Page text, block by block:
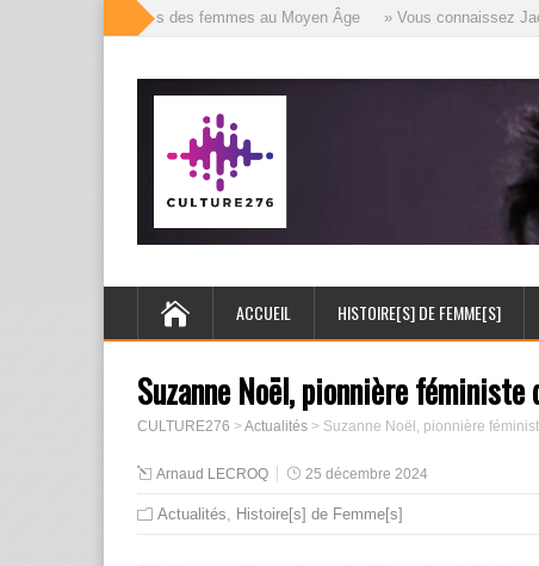
» Les mille visages des femmes au Moyen Âge » Vous connaissez Jack
ACCUEIL HISTOIRE[S] DE FEMME[S]
Suzanne Noël, pionnière
CULTURE276 >Actualités > Suzanne Noël, pionnière
Arnaud LECROQ 25 décembre 2024
Actualités, Histoire[s] de Femme[s]